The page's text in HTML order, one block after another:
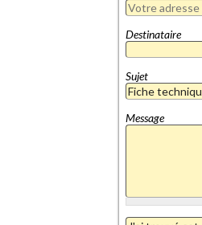
Destinataire
Sujet
Message